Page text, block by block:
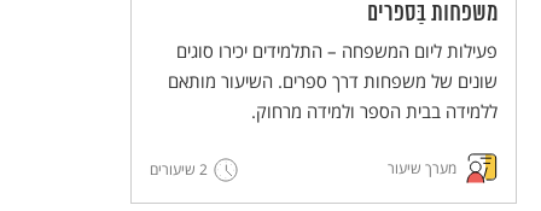
משפחות בַּספרים
פעילות ליום המשפחה – התלמידים יכירו סוגים
שונים של משפחות דרך ספרים. השיעור מותאם
ללמידה בבית הספר ולמידה מרחוק.
מערך שיעור 2 שיעורים